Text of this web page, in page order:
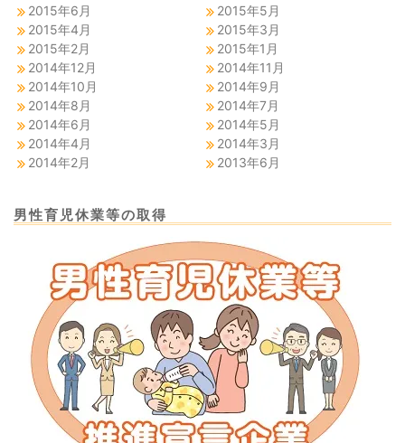
2015年6月
2015年5月
2015年4月
2015年3月
2015年2月
2015年1月
2014年12月
2014年11月
2014年10月
2014年9月
2014年8月
2014年7月
2014年6月
2014年5月
2014年4月
2014年3月
2014年2月
2013年6月
男性育児休業等の取得